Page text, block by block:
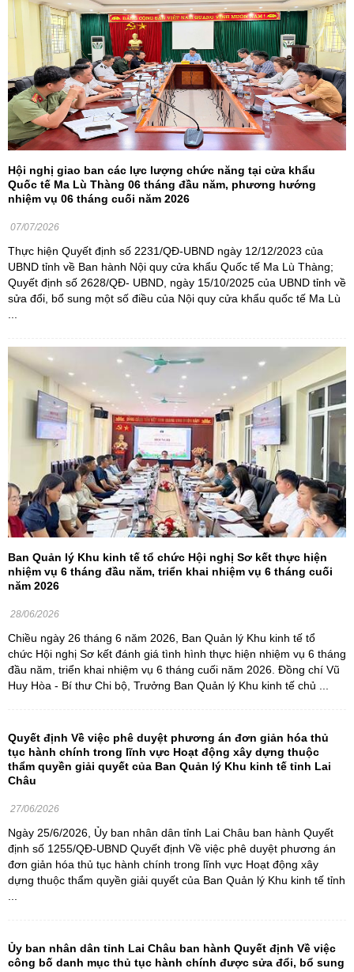
Hội nghị giao ban các lực lượng chức năng tại cửa khẩu
Quốc tế Ma Lù Thàng 06 tháng đầu năm, phương hướng
nhiệm vụ 06 tháng cuối năm 2026
07/07/2026
Thực hiện Quyết định số 2231/QĐ-UBND ngày 12/12/2023 của
UBND tỉnh về Ban hành Nội quy cửa khẩu Quốc tế Ma Lù Thàng;
Quyết định số 2628/QĐ- UBND, ngày 15/10/2025 của UBND tỉnh về
sửa đổi, bổ sung một số điều của Nội quy cửa khẩu quốc tế Ma Lù
Ban Quản lý Khu kinh tế tổ chức Hội nghị Sơ kết thực hiện
nhiệm vụ 6 tháng đầu năm, triển khai nhiệm vụ 6 tháng cuối
năm 2026
28/06/2026
Chiều ngày 26 tháng 6 năm 2026, Ban Quản lý Khu kinh tế tổ
chức Hội nghị Sơ kết đánh giá tình hình thực hiện nhiệm vụ 6 tháng
đầu năm, triển khai nhiệm vụ 6 tháng cuối năm 2026. Đồng chí Vũ
Huy Hòa - Bí thư Chi bộ, Trưởng Ban Quản lý Khu kinh tế chủ ...
Quyết định Về việc phê duyệt phương án đơn giản hóa thủ
tục hành chính trong lĩnh vực Hoạt động xây dựng thuộc
thẩm quyền giải quyết của Ban Quản lý Khu kinh tế tỉnh Lai
Châu
27/06/2026
Ngày 25/6/2026, Ủy ban nhân dân tỉnh Lai Châu ban hành Quyết
định số 1255/QĐ-UBND Quyết định Về việc phê duyệt phương án
đơn giản hóa thủ tục hành chính trong lĩnh vực Hoạt động xây
dựng thuộc thẩm quyền giải quyết của Ban Quản lý Khu kinh tế tỉnh
Ủy ban nhân dân tỉnh Lai Châu ban hành Quyết định Về việc
công bố danh mục thủ tục hành chính được sửa đổi, bổ sung